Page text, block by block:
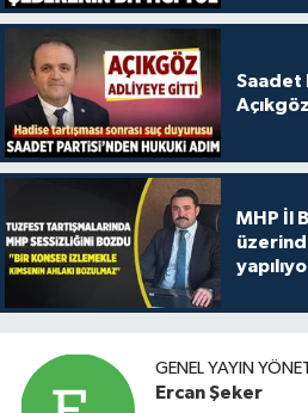
Saadet
MHP İl
GENEL YAYIN
Ercan Şeker